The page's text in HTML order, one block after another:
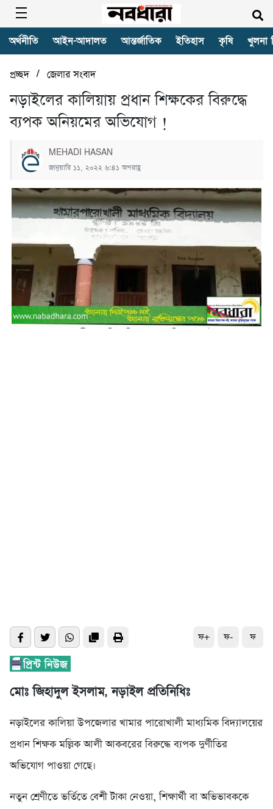
অর্থনীতি আইন-আদালত আন্তর্জাতিক ইতিহাস কৃষি খুলনা
প্রচ্ছদ/ জেলার সংবাদ
নড়াইলের কালিয়ায় প্রধান শিক্ষকের বিরুদ্ধে
ব্যপক অনিয়মের অভিযোগ !
MEHADI HASAN
জানুয়ারি ১১, ২০২২ ৬:৪১ অপরাহ্ণ
ফ+ ফ- ফ
মোঃ জিহাদুল ইসলাম, নড়াইল প্রতিনিধিঃ
নড়াইলের কালিয়া উপজেলার খামার পারোখালী মাধ্যমিক বিদ্যালয়ের
প্রধান শিক্ষক মল্লিক আলী আকবরের বিরুদ্ধে ব্যপক দুর্ণীতির
অভিযোগ পাওয়া গেছে।
নতুন শ্রেণীতে ভর্তিতে বেশী টাকা নেওয়া, শিক্ষার্থী বা অভিভাবককে